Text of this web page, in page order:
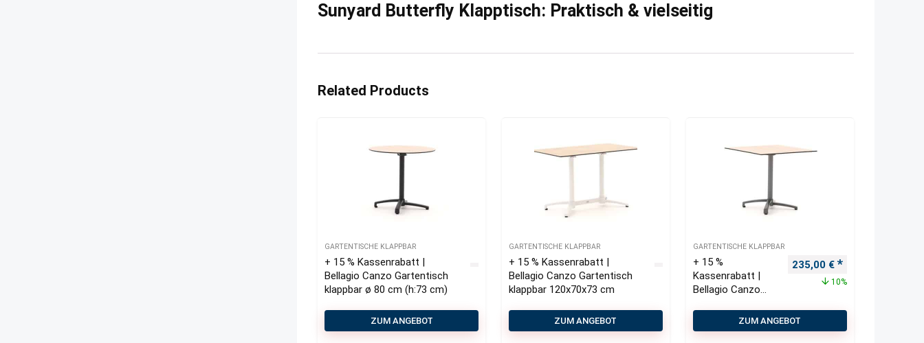
Sunyard Butterfly Klapptisch: Praktisch & vielseitig
Related Products
GARTENTISCHE KLAPPBAR
+ 15 % Kassenrabatt |
Bellagio Canzo Gartentisch
klappbar ø 80 cm (h:73 cm)
ZUM ANGEBOT
GARTENTISCHE KLAPPBAR
+ 15 % Kassenrabatt |
Bellagio Canzo Gartentisch
klappbar 120x70x73 cm
ZUM ANGEBOT
GARTENTISCHE KLAPPBAR
+ 15 %
Kassenrabatt |
Bellagio Canzo
klapbarr 80x80x73
cm
Ursprünglicher Preis war:
235,00 € Aktueller Preis
10%
ZUM ANGEBOT